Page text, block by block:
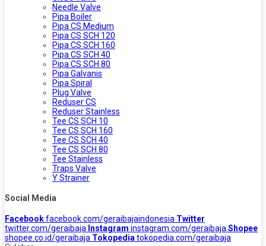
Needle Valve
Pipa Boiler
Pipa CS Medium
Pipa CS SCH 120
Pipa CS SCH 160
Pipa CS SCH 40
Pipa CS SCH 80
Pipa Galvanis
Pipa Spiral
Plug Valve
Reduser CS
Reduser Stainless
Tee CS SCH 10
Tee CS SCH 160
Tee CS SCH 40
Tee CS SCH 80
Tee Stainless
Traps Valve
Y Strainer
Social Media
Facebookfacebook.com/geraibajaindonesia Twitter
twitter.com/geraibaja Instagram instagram.com/geraibaja Shopee
shopee.co.id/geraibaja Tokopedia tokopedia.com/geraibaja